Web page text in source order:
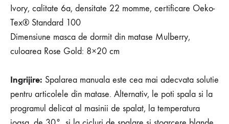
Ivory, calitate 6a, densitate 22 momme, certificare Oeko-
Tex® Standard 100
Dimensiune masca de dormit din matase Mulberry,
culoarea Rose Gold: 8×20 cm
Ingrijire: Spalarea manuala este cea mai adecvata solutie
pentru articolele din matase. Alternativ, le poti spala si la
programul delicat al masinii de spalat, la temperatura